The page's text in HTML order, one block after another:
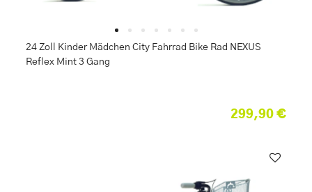
24 Zoll Kinder Mädchen City Fahrrad Bike Rad NEXUS
Reflex Mint 3 Gang
299,90 €